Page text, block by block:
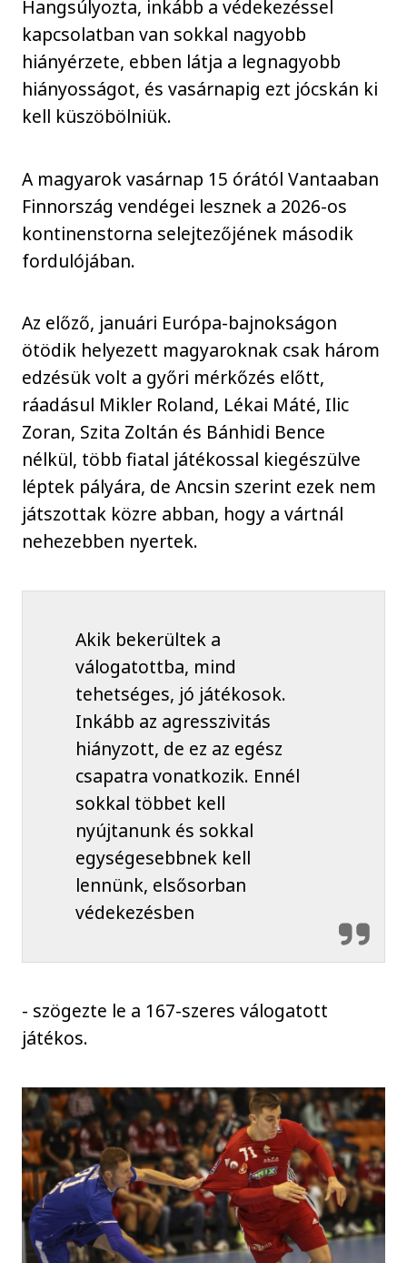
Hangsúlyozta, inkább a védekezéssel
kapcsolatban van sokkal nagyobb
hiányérzete, ebben látja a legnagyobb
hiányosságot, és vasárnapig ezt jócskán ki
kell küszöbölniük.
A magyarok vasárnap 15 órától Vantaaban
Finnország vendégei lesznek a 2026-os
kontinenstorna selejtezőjének második
fordulójában.
Az előző, januári Európa-bajnokságon
ötödik helyezett magyaroknak csak három
edzésük volt a győri mérkőzés előtt,
ráadásul Mikler Roland, Lékai Máté, Ilic
Zoran, Szita Zoltán és Bánhidi Bence
nélkül, több fiatal játékossal kiegészülve
léptek pályára, de Ancsin szerint ezek nem
játszottak közre abban, hogy a vártnál
nehezebben nyertek.
Akik bekerültek a
válogatottba, mind
tehetséges, jó játékosok.
Inkább az agresszivitás
hiányzott, de ez az egész
csapatra vonatkozik. Ennél
sokkal többet kell
nyújtanunk és sokkal
egységesebbnek kell
lennünk, elsősorban
védekezésben
- szögezte le a 167-szeres válogatott
játékos.